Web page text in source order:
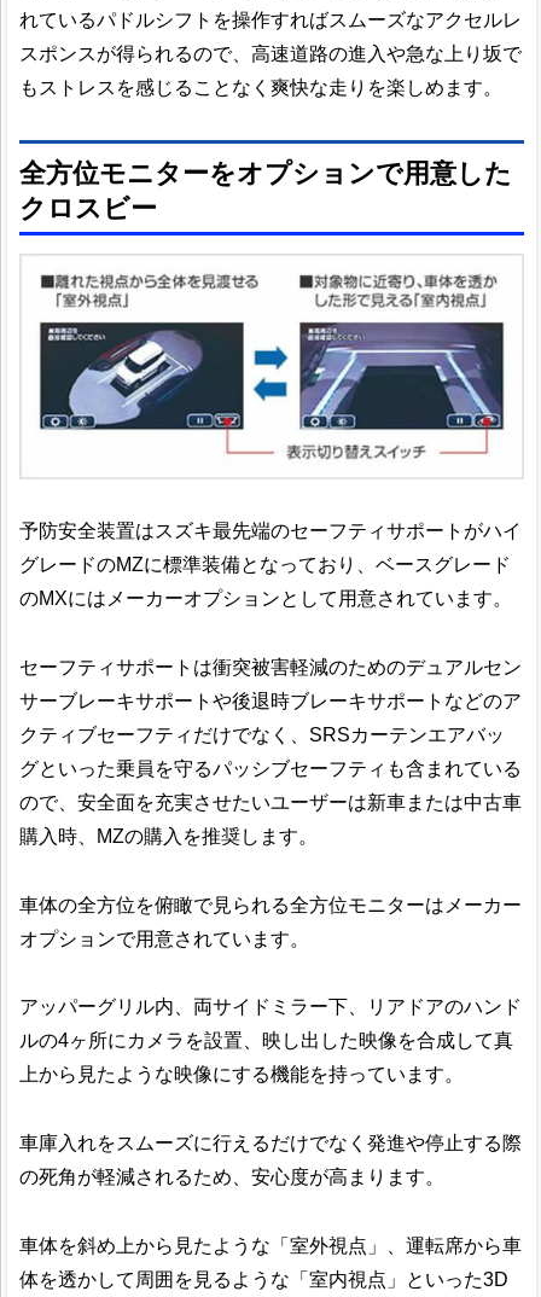
れているパドルシフトを操作すればスムーズなアクセルレ
スポンスが得られるので、高速道路の進入や急な上り坂で
もストレスを感じることなく爽快な走りを楽しめます。
全方位モニターをオプションで用意した
クロスビー
予防安全装置はスズキ最先端のセーフティサポートがハイ
グレードのMZに標準装備となっており、ベースグレード
のMXにはメーカーオプションとして用意されています。
セーフティサポートは衝突被害軽減のためのデュアルセン
サーブレーキサポートや後退時ブレーキサポートなどのア
クティブセーフティだけでなく、SRSカーテンエアバッ
グといった乗員を守るパッシブセーフティも含まれている
ので、安全面を充実させたいユーザーは新車または中古車
購入時、MZの購入を推奨します。
車体の全方位を俯瞰で見られる全方位モニターはメーカー
オプションで用意されています。
アッパーグリル内、両サイドミラー下、リアドアのハンド
ルの4ヶ所にカメラを設置、映し出した映像を合成して真
上から見たような映像にする機能を持っています。
車庫入れをスムーズに行えるだけでなく発進や停止する際
の死角が軽減されるため、安心度が高まります。
車体を斜め上から見たような「室外視点」、運転席から車
体を透かして周囲を見るような「室内視点」といった3D